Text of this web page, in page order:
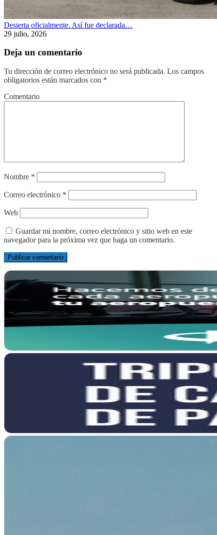
Desierta oficialmente. Así fue declarada…
29 julio, 2026
Deja un comentario
Tu dirección de correo electrónico no será publicada. Los campos
obligatorios están marcados con *
Comentario
Nombre *
Correo electrónico *
Web
Guardar mi nombre, correo electrónico y sitio web en este
navegador para la próxima vez que haga un comentario.